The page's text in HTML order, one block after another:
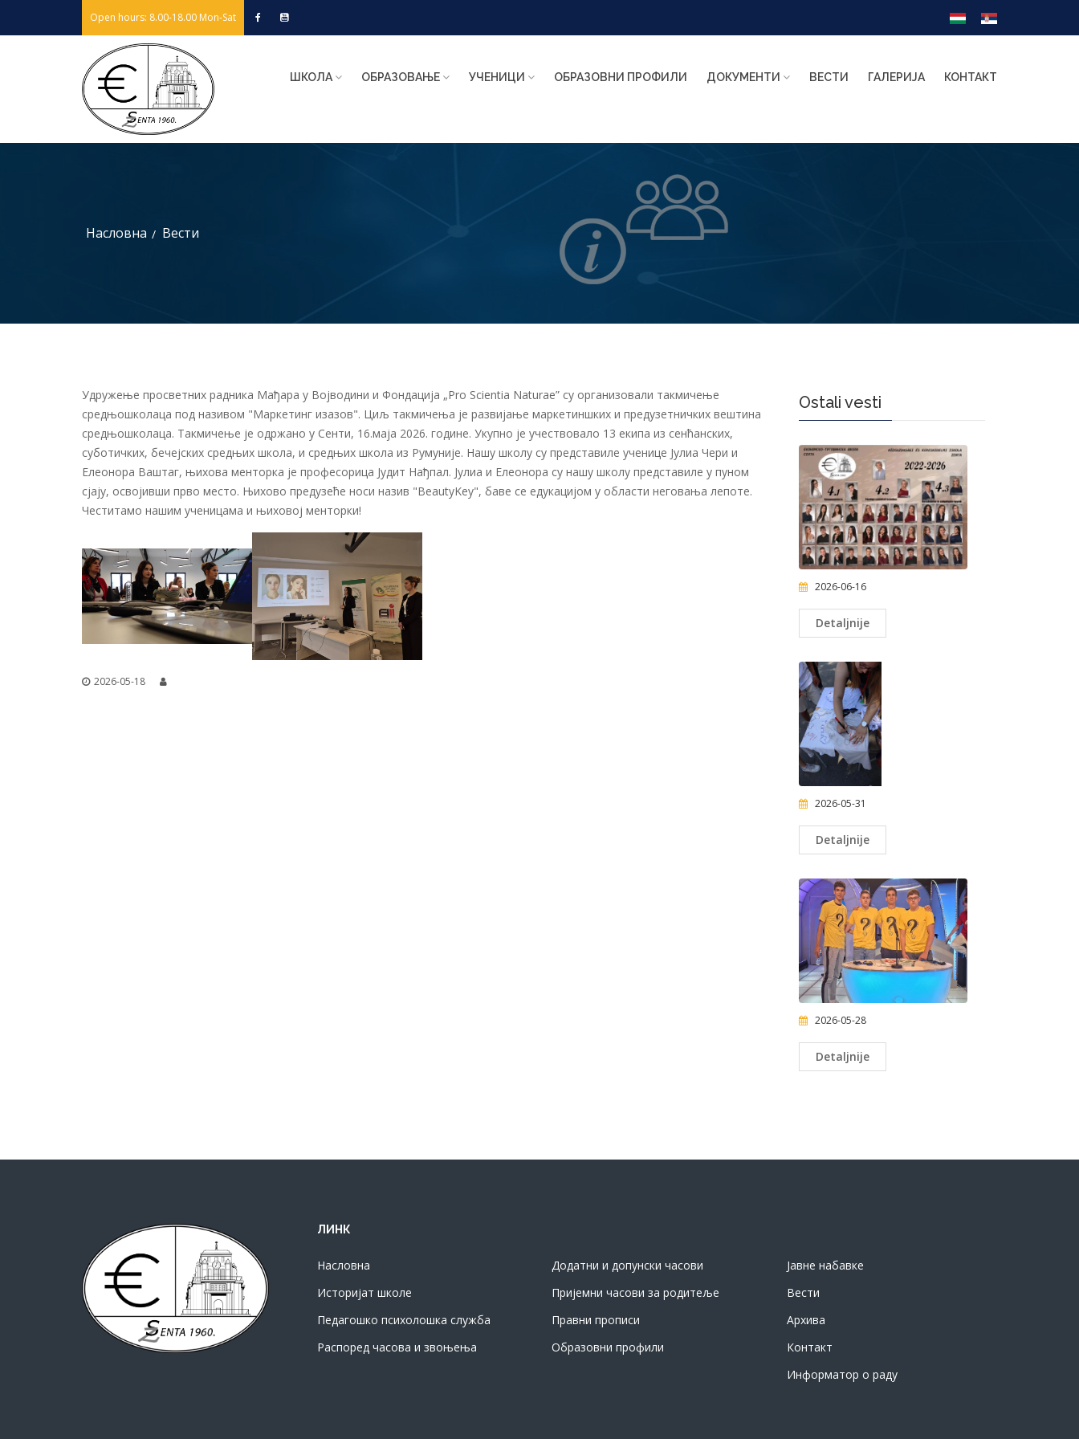
Open hours: 8.00-18.00 Mon-Sat
ШКОЛА ОБРАЗОВАЊЕ УЧЕНИЦИ ОБРАЗОВНИ ПРОФИЛИ ДОКУМЕНТИ ВЕСТИ ГАЛЕРИЈА КОНТАКТ
Насловна Вести
Удружење просветних радника Мађара у Војводини и Фондација „Pro Scientia Naturae” су организовали такмичење
средњошколаца под називом "Маркетинг изазов". Циљ такмичења је развијање маркетиншких и предузетничких вештина
средњошколаца. Такмичење је одржано у Сенти, 16.маја 2026. године. Укупно је учествовало 13 екипа из сенћанских,
суботичких, бечејских средњих школа, и средњих школа из Румуније. Нашу школу су представиле ученице Јулиа Чери и
Елеонора Ваштаг, њихова менторка је професорица Јудит Нађпал. Јулиа и Елеонора су нашу школу представиле у пуном
сјају, освојивши прво место. Њихово предузеће носи назив "BeautyKey", баве се едукацијом у области неговања лепоте.
Честитамо нашим ученицама и њиховој менторки!
2026-05-18
Ostali vesti
2026-06-16
Detaljnije
2026-05-31
Detaljnije
2026-05-28
Detaljnije
ЛИНК
Насловна
Историјат школе
Педагошко психолошка служба
Распоред часова и звоњења
Додатни и допунски часови
Пријемни часови за родитеље
Правни прописи
Образовни профили
Јавне набавке
Вести
Архива
Контакт
Информатор о раду